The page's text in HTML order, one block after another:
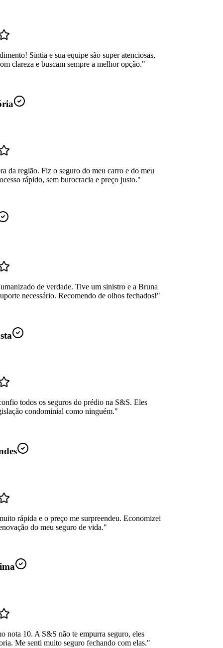
Sintia e sua equipe são super atenciosas,
clareza e buscam sempre a melhor opção."
da região. Fiz o seguro do meu carro e do meu
rápido, sem burocracia e preço justo."
de verdade. Tive um sinistro e a Bruna
necessário. Recomendo de olhos fechados!"
todos os seguros do prédio na S&S. Eles
condominial como ninguém."
rápida e o preço me surpreendeu. Economizei
do meu seguro de vida."
nota 10. A S&S não te empurra seguro, eles
Me senti muito seguro fechando com elas."